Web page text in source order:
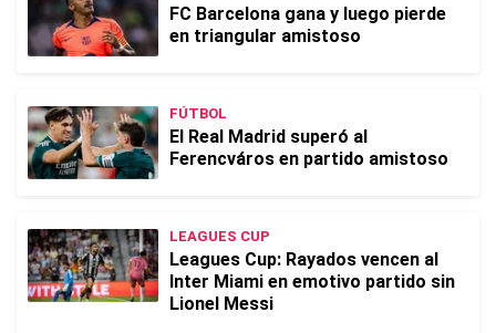
FC Barcelona gana y luego pierde
en triangular amistoso
FÚTBOL
El Real Madrid superó al
Ferencváros en partido amistoso
LEAGUES CUP
Leagues Cup: Rayados vencen al
Inter Miami en emotivo partido sin
Lionel Messi